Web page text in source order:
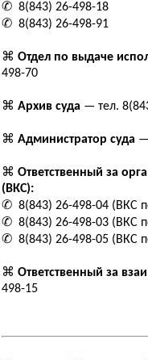
✆ 8(843) 26-498-18
✆ 8(843) 26-498-91
⌘ Отдел по выдаче
498-70
⌘ Архив суда — тел.
⌘ Администратор суда —
⌘ Ответственный за
(ВКС):
✆ 8(843) 26-498-04 (ВКС
✆ 8(843) 26-498-03 (ВКС
✆ 8(843) 26-498-05 (ВКС
⌘ Ответственный за
498-15